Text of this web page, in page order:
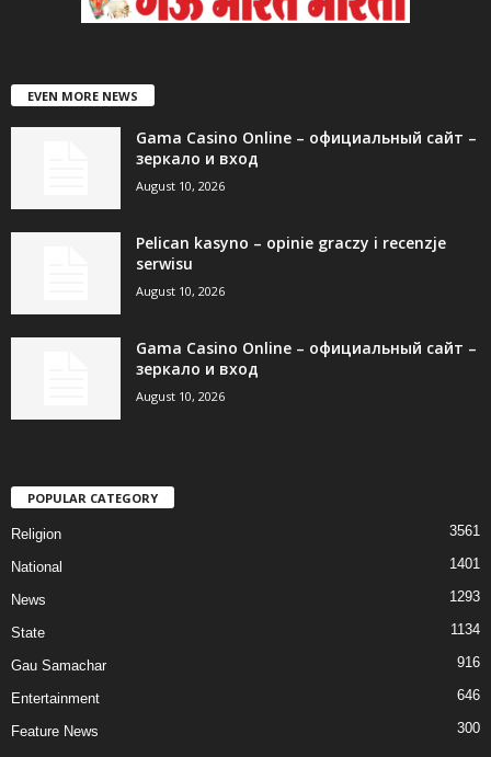
EVEN MORE NEWS
Gama Casino Online – официальный сайт –
зеркало и вход
August 10, 2026
Pelican kasyno – opinie graczy i recenzje
serwisu
August 10, 2026
Gama Casino Online – официальный сайт –
зеркало и вход
August 10, 2026
POPULAR CATEGORY
Religion 3561
National 1401
News 1293
State 1134
Gau Samachar 916
Entertainment 646
Feature News 300